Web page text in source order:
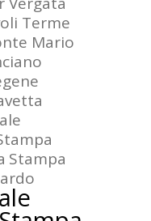
Terme
Mario
Stampa